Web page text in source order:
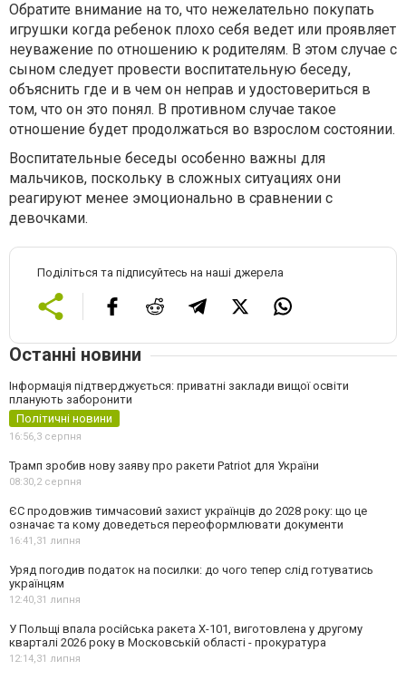
Обратите внимание на то, что нежелательно покупать
игрушки когда ребенок плохо себя ведет или проявляет
неуважение по отношению к родителям. В этом случае с
сыном следует провести воспитательную беседу,
объяснить где и в чем он неправ и удостовериться в
том, что он это понял. В противном случае такое
отношение будет продолжаться во взрослом состоянии.
Воспитательные беседы особенно важны для
мальчиков, поскольку в сложных ситуациях они
реагируют менее эмоционально в сравнении с
девочками.
Поділіться та підписуйтесь на наші джерела
Останні новини
Інформація підтверджується: приватні заклади вищої освіти
планують заборонити
Політичні новини
16:56,3 серпня
Трамп зробив нову заяву про ракети Patriot для України
08:30,2 серпня
ЄС продовжив тимчасовий захист українців до 2028 року: що це
означає та кому доведеться переоформлювати документи
16:41,31 липня
Уряд погодив податок на посилки: до чого тепер слід готуватись
українцям
12:40,31 липня
У Польщі впала російська ракета X-101, виготовлена у другому
кварталі 2026 року в Московській області - прокуратура
12:14,31 липня